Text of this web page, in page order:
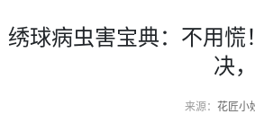
绣球病虫害宝典：不用
决
来源： 花匠小